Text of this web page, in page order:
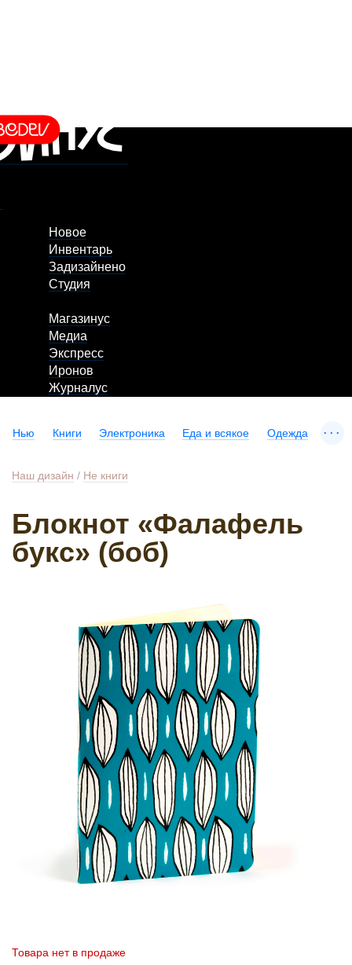
Новое
Инвентарь
Задизайнено
Студия
Магазинус
Медиа
Экспресс
Иронов
Журналус
Нью Книги Электроника Еда и всякое Одежда ...
Наш дизайн / Не книги
Блокнот «Фалафель
букс» (боб)
Товара нет в продаже